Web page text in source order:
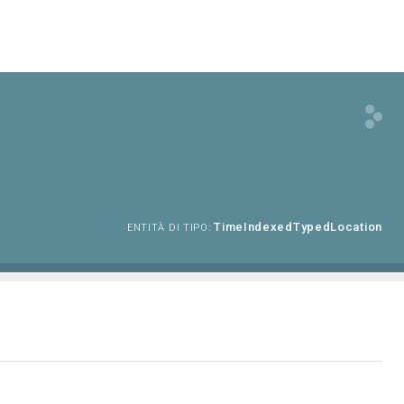
ENTITÀ DI TIPO: TimeIndexedTypedLocation